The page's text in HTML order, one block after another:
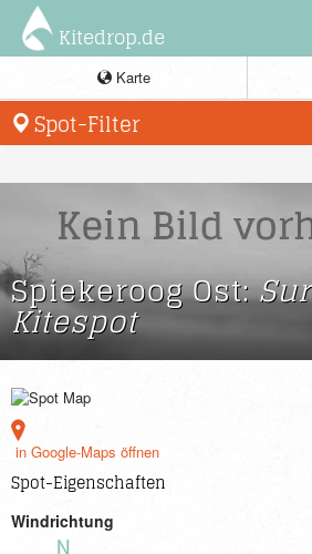
Kitedrop.de
Karte
Spot-Filter
Spiekeroog Ost:
Kitespot
in Google-Maps öffnen
Spot-Eigenschaften
Windrichtung